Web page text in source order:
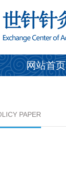
网站首页
PAPER